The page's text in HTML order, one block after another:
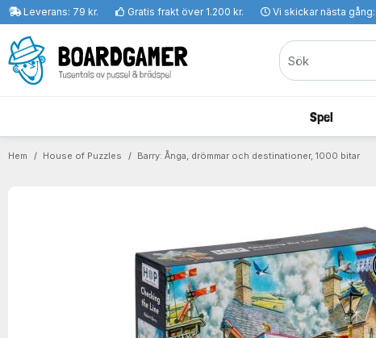
Leverans: 79 kr. Gratis frakt över 1.200 kr. Vi skickar nästa gång:
Spel
Hem House of Puzzles Barry: Ånga, drömmar och destinationer, 1000 bitar